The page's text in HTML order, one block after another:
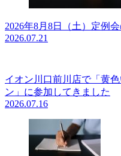
2026年8月8日（土）定例
2026.07.21
イオン川口前川店で「黄
ン」に参加してきました
2026.07.16